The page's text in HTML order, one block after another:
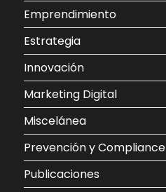
Emprendimiento
Estrategia
Innovación
Marketing Digital
Miscelánea
Prevención y Compliance
Publicaciones